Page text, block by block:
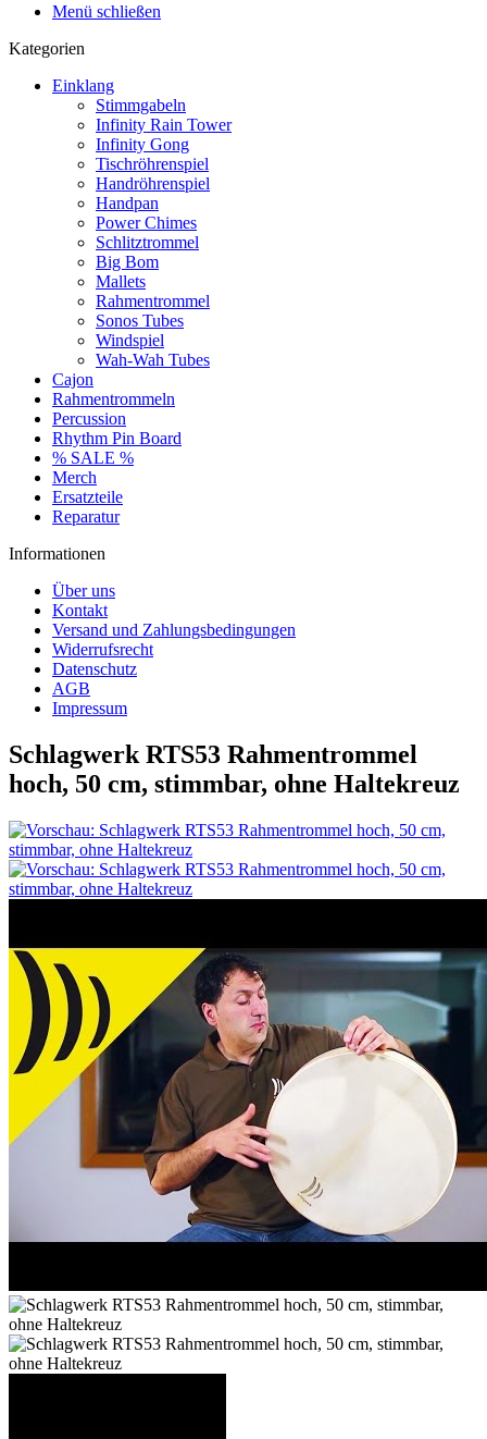
Menü schließen
Kategorien
Einklang
Stimmgabeln
Infinity Rain Tower
Infinity Gong
Tischröhrenspiel
Handröhrenspiel
Handpan
Power Chimes
Schlitztrommel
Big Bom
Mallets
Rahmentrommel
Sonos Tubes
Windspiel
Wah-Wah Tubes
Cajon
Rahmentrommeln
Percussion
Rhythm Pin Board
% SALE %
Merch
Ersatzteile
Reparatur
Informationen
Über uns
Kontakt
Versand und Zahlungsbedingungen
Widerrufsrecht
Datenschutz
AGB
Impressum
Schlagwerk RTS53 Rahmentrommel
hoch, 50 cm, stimmbar, ohne Haltekreuz